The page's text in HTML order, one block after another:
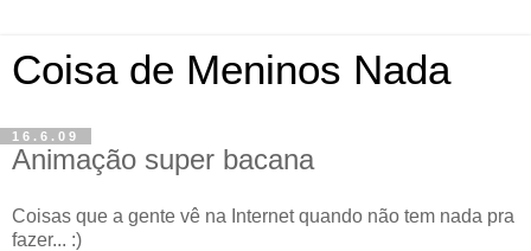
Coisa de Meninos Nada
16.6.09
Animação super bacana
Coisas que a gente vê na Internet quando não tem nada pra
fazer... :)